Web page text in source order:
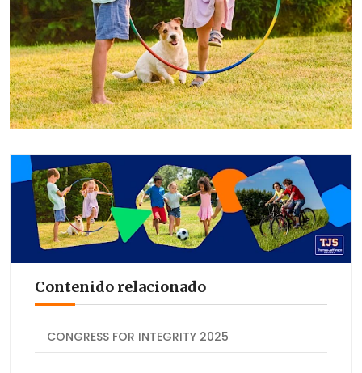
Contenido relacionado
CONGRESS FOR INTEGRITY 2025